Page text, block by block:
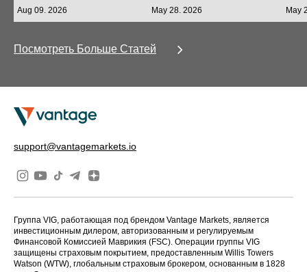
Aug 09. 2026 May 28. 2026 May
Посмотреть Больше Статей
support@vantagemarkets.io
Группа VIG, работающая под брендом Vantage Markets, является
инвестиционным дилером, авторизованным и регулируемым
Финансовой Комиссией Маврикия (FSC). Операции группы VIG
защищены страховым покрытием, предоставленным Willis Towers
Watson (WTW), глобальным страховым брокером, основанным в 1828